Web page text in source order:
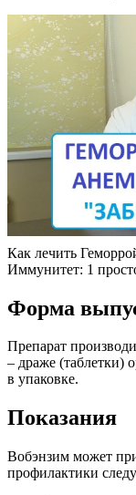
Как лечить
Иммунитет: 1
Форма
Препарат
– драже (таблетки)
в упаковке.
Показания
Вобэнзим может
профилактики